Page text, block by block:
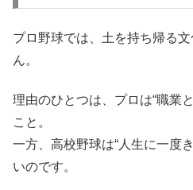
プロ野球では、土を持ち帰る
ん。
理由のひとつは、プロは“職業
こと。
一方、高校野球は“人生に一度
いのです。